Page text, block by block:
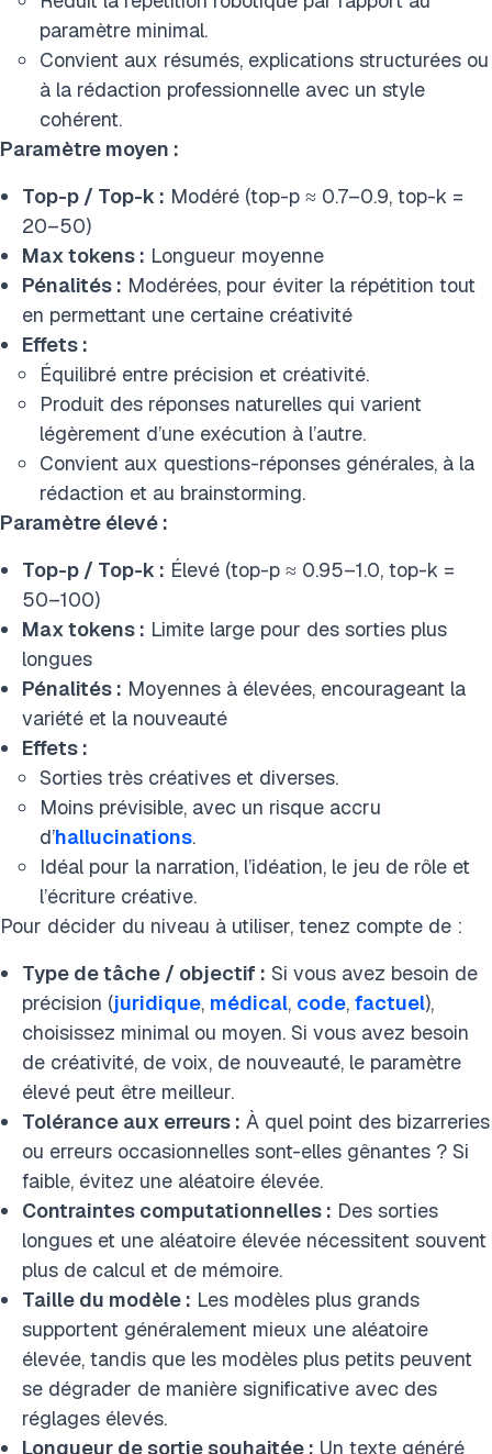
paramètre minimal.
Convient aux résumés, explications structurées ou
à la rédaction professionnelle avec un style
cohérent.
Paramètre moyen :
Top-p / Top-k : Modéré (top-p ≈ 0.7–0.9, top-k =
20–50)
Max tokens : Longueur moyenne
Pénalités : Modérées, pour éviter la répétition tout
en permettant une certaine créativité
Effets :
Équilibré entre précision et créativité.
Produit des réponses naturelles qui varient
légèrement d’une exécution à l’autre.
Convient aux questions-réponses générales, à la
rédaction et au brainstorming.
Paramètre élevé :
Top-p / Top-k : Élevé (top-p ≈ 0.95–1.0, top-k =
50–100)
Max tokens : Limite large pour des sorties plus
longues
Pénalités : Moyennes à élevées, encourageant la
variété et la nouveauté
Effets :
Sorties très créatives et diverses.
Moins prévisible, avec un risque accru
d’hallucinations.
Idéal pour la narration, l’idéation, le jeu de rôle et
l’écriture créative.
Pour décider du niveau à utiliser, tenez compte de :
Type de tâche / objectif : Si vous avez besoin de
précision (juridique, médical, code, factuel),
choisissez minimal ou moyen. Si vous avez besoin
de créativité, de voix, de nouveauté, le paramètre
élevé peut être meilleur.
Tolérance aux erreurs : À quel point des bizarreries
ou erreurs occasionnelles sont-elles gênantes ? Si
faible, évitez une aléatoire élevée.
Contraintes computationnelles : Des sorties
longues et une aléatoire élevée nécessitent souvent
plus de calcul et de mémoire.
Taille du modèle : Les modèles plus grands
supportent généralement mieux une aléatoire
élevée, tandis que les modèles plus petits peuvent
se dégrader de manière significative avec des
réglages élevés.
Longueur de sortie souhaitée : Un texte généré